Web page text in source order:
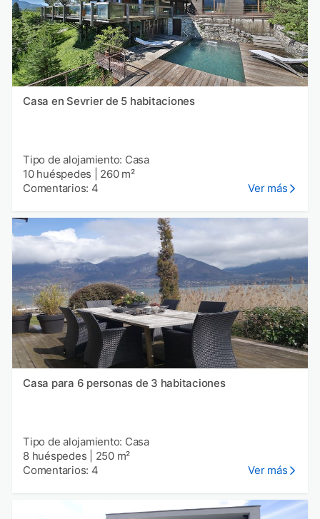
Casa en Sevrier de 5 habitaciones
Tipo de alojamiento: Casa
10 huéspedes
260 m²
Comentarios: 4
Ver más
Casa para 6 personas de 3 habitaciones
Tipo de alojamiento: Casa
8 huéspedes
250 m²
Comentarios: 4
Ver más